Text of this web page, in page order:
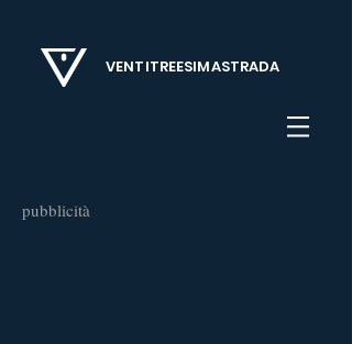
VENTITREESIMASTRADA
pubblicità